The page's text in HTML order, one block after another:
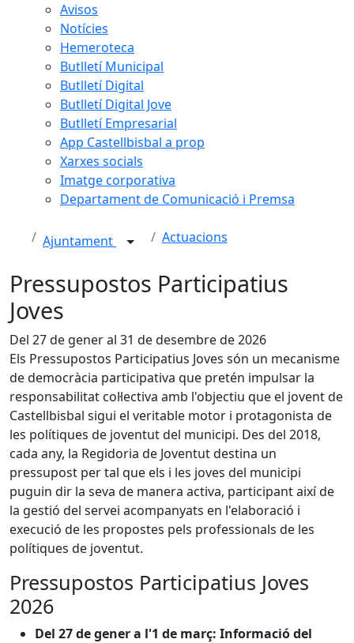
Avisos
Notícies
Hemeroteca
Butlletí Municipal
Butlletí Digital
Butlletí Digital Jove
Butlletí Empresarial
App Castellbisbal a prop
Xarxes socials
Imatge corporativa
Departament de Comunicació i Premsa
Ajuntament Actuacions
Pressupostos Participatius
Joves
Del 27 de gener al 31 de desembre de 2026
Els Pressupostos Participatius Joves són un mecanisme
de democràcia participativa que pretén impulsar la
responsabilitat col·lectiva amb l'objectiu que el jovent de
Castellbisbal sigui el veritable motor i protagonista de
les polítiques de joventut del municipi. Des del 2018,
cada any, la Regidoria de Joventut destina un
pressupost per tal que els i les joves del municipi
puguin dir la seva de manera activa, participant així de
la gestió del servei acompanyats en l'elaboració i
execució de les propostes pels professionals de les
polítiques de joventut.
Pressupostos Participatius Joves
2026
Del 27 de gener a l'1 de març: Informació del